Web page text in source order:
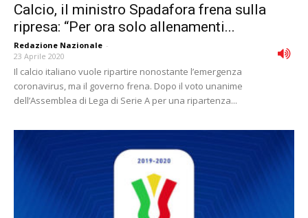
Calcio, il ministro Spadafora frena sulla
ripresa: “Per ora solo allenamenti...
Redazione Nazionale -
23 Aprile 2020
Il calcio italiano vuole ripartire nonostante l’emergenza
coronavirus, ma il governo frena. Dopo il voto unanime
dell’Assemblea di Lega di Serie A per una ripartenza...